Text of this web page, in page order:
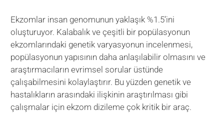
Ekzomlar insan genomunun yaklaşık %1.5’ini
oluşturuyor. Kalabalık ve çeşitli bir popülasyonun
ekzomlarındaki genetik varyasyonun incelenmesi,
popülasyonun yapısının daha anlaşılabilir olmasını ve
araştırmacıların evrimsel sorular üstünde
çalışabilmesini kolaylaştırır. Bu yüzden genetik ve
hastalıkların arasındaki ilişkinin araştırılması gibi
çalışmalar için ekzom dizileme çok kritik bir araç.